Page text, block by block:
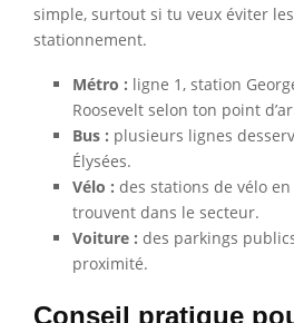
simple, surtout si tu veux éviter
stationnement.
Métro : ligne 1, station
Roosevelt selon ton point
Bus : plusieurs lignes
Élysées.
Vélo : des stations de vélo
trouvent dans le secteur.
Voiture : des parkings
proximité.
Conseil pratique